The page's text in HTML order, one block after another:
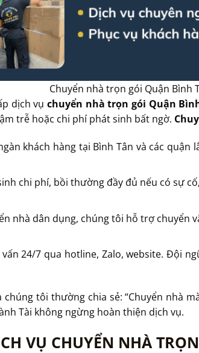
Chuyển nhà trọn gói Quận Bình
dịch vụchuyển nhà trọn gói Quận
trễ hoặc chi phí phát sinh bất ngờ.
khách hàng tại Bình Tân và các
chi phí, bồi thường đầy đủ nếu có sự
nhà dân dụng, chúng tôi hỗ trợ chuyển
vấn 24/7 qua hotline, Zalo, website. Đội
tôi thường chia sẻ: “Chuyển nhà
Tài không ngừng hoàn thiện dịch vụ.
VỤ CHUYỂN NHÀ